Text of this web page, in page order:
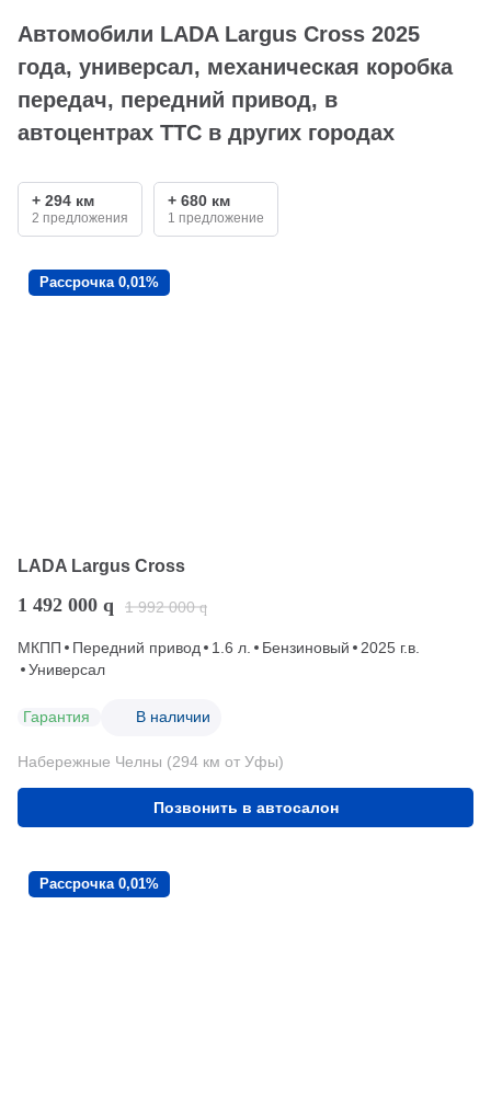
Автомобили LADA Largus Cross 2025
года, универсал, механическая коробка
передач, передний привод, в
автоцентрах ТТС в других городах
+ 294 км
2 предложения
+ 680 км
1 предложение
Рассрочка 0,01%
LADA Largus Cross
1 492 000 q 1 992 000 q
МКПП Передний привод 1.6 л. Бензиновый
2025 г.в.
Универсал
Гарантия В наличии
Набережные Челны (294 км от Уфы)
Позвонить в автосалон
Рассрочка 0,01%